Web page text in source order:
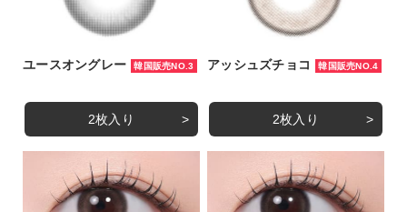
ユースオングレー 韓国販売NO.3
2枚入り
アッシュズチョコ 韓国販売NO.4
2枚入り